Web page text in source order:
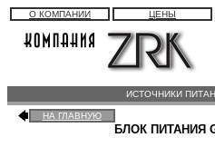
О КОМПАНИИ ЦЕНЫ
ИСТОЧНИКИ
НА ГЛАВНУЮ
БЛОК ПИТАНИЯ